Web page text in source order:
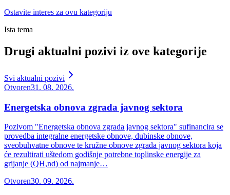
Ostavite interes za ovu kategoriju
Ista tema
Drugi aktualni pozivi iz ove kategorije
Svi aktualni pozivi
Otvoren31. 08. 2026.
Energetska obnova zgrada javnog sektora
Pozivom "Energetska obnova zgrada javnog sektora" sufinancira se
provedba integralne energetske obnove, dubinske obnove,
sveobuhvatne obnove te kružne obnove zgrada javnog sektora koja
će rezultirati uštedom godišnje potrebne toplinske energije za
grijanje (QH,nd) od najmanje…
Otvoren30. 09. 2026.